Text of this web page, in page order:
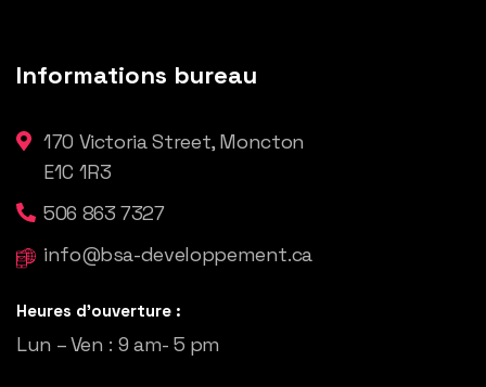
Informations bureau
170 Victoria Street, Moncton
E1C 1R3
506 863 7327
info@bsa-developpement.ca
Heures d'ouverture :
Lun – Ven : 9 am- 5 pm